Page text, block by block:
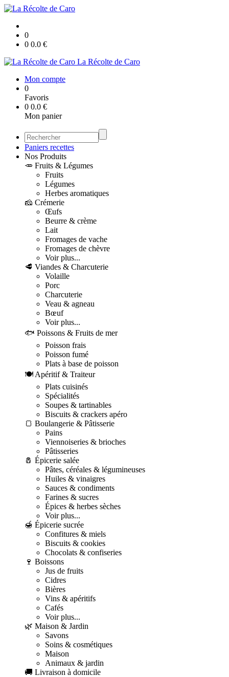
0
0 0.0 €
La Récolte de Caro
Mon compte
0
Favoris
0 0.0 €
Mon panier
Paniers recettes
Nos Produits
🥕 Fruits & Légumes
Fruits
Légumes
Herbes aromatiques
🧀 Crémerie
Œufs
Beurre & crème
Lait
Fromages de vache
Fromages de chèvre
Voir plus...
🥩 Viandes & Charcuterie
Volaille
Porc
Charcuterie
Veau & agneau
Bœuf
Voir plus...
🐟 Poissons & Fruits de mer
Poisson frais
Poisson fumé
Plats à base de poisson
🍽️ Apéritif & Traiteur
Plats cuisinés
Spécialités
Soupes & tartinables
Biscuits & crackers apéro
🍞 Boulangerie & Pâtisserie
Pains
Viennoiseries & brioches
Pâtisseries
🧂 Épicerie salée
Pâtes, céréales & légumineuses
Huiles & vinaigres
Sauces & condiments
Farines & sucres
Épices & herbes sèches
Voir plus...
🍯 Épicerie sucrée
Confitures & miels
Biscuits & cookies
Chocolats & confiseries
🍷 Boissons
Jus de fruits
Cidres
Bières
Vins & apéritifs
Cafés
Voir plus...
🌿 Maison & Jardin
Savons
Soins & cosmétiques
Maison
Animaux & jardin
🚚 Livraison à domicile